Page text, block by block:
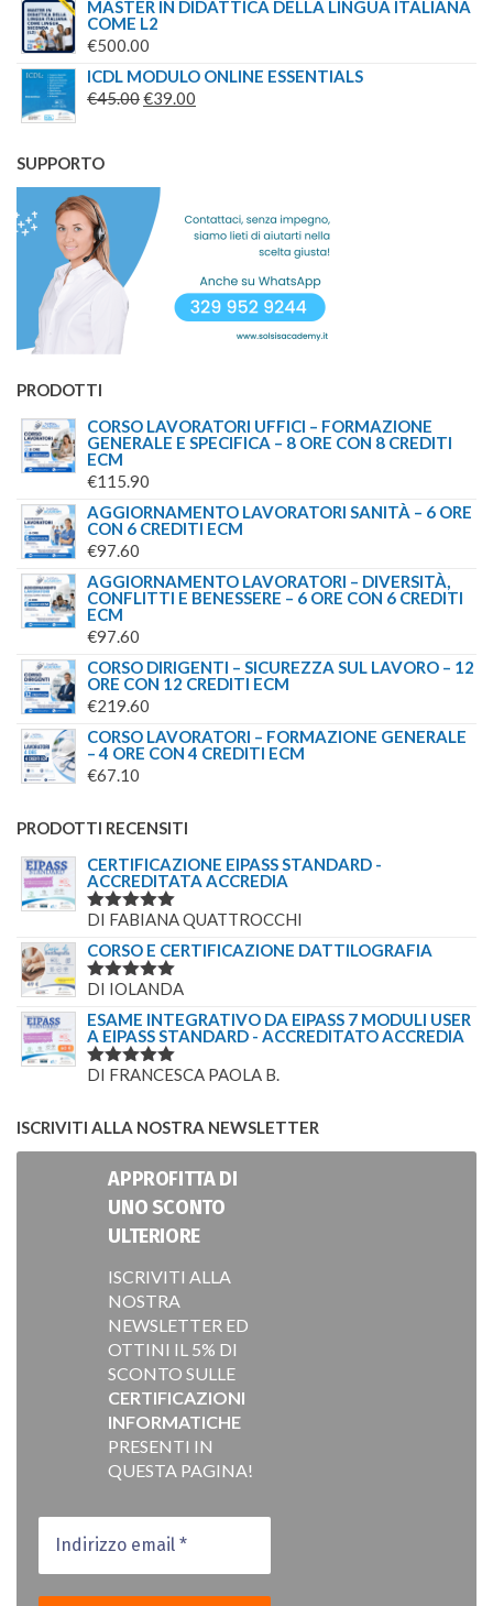
ORIGINALE
€100.00.€69.00.
MASTER IN DIDATTICA DELLA LINGUA ITALIANA
COME L2
€500.00
ICDL MODULO ONLINE ESSENTIALS
€45.00IL
€45.00.
€39.00
SUPPORTO
PRODOTTI
CORSO LAVORATORI UFFICI – FORMAZIONE
GENERALE E SPECIFICA – 8 ORE CON 8 CREDITI
ECM
€115.90
AGGIORNAMENTO LAVORATORI SANITÀ – 6 ORE
CON 6 CREDITI ECM
€97.60
AGGIORNAMENTO LAVORATORI – DIVERSITÀ,
CONFLITTI E BENESSERE – 6 ORE CON 6 CREDITI
ECM
€97.60
CORSO DIRIGENTI – SICUREZZA SUL LAVORO – 12
ORE CON 12 CREDITI ECM
€219.60
CORSO LAVORATORI – FORMAZIONE GENERALE
– 4 ORE CON 4 CREDITI ECM
€67.10
PRODOTTI RECENSITI
CERTIFICAZIONE EIPASS STANDARD -
ACCREDITATA ACCREDIA
VALUTATO
DI FABIANA QUATTROCCHI
CORSO E CERTIFICAZIONE DATTILOGRAFIA
VALUTATO
DI IOLANDA
ESAME INTEGRATIVO DA EIPASS 7 MODULI USER
A EIPASS STANDARD - ACCREDITATO ACCREDIA
VALUTATO
DI FRANCESCA PAOLA B.
ISCRIVITI ALLA NOSTRA NEWSLETTER
APPROFITTA DI
UNO SCONTO
ULTERIORE
ISCRIVITI ALLA
NOSTRA
NEWSLETTER ED
OTTINI IL 5% DI
SCONTO SULLE
CERTIFICAZIONI
INFORMATICHE
PRESENTI IN
QUESTA PAGINA!